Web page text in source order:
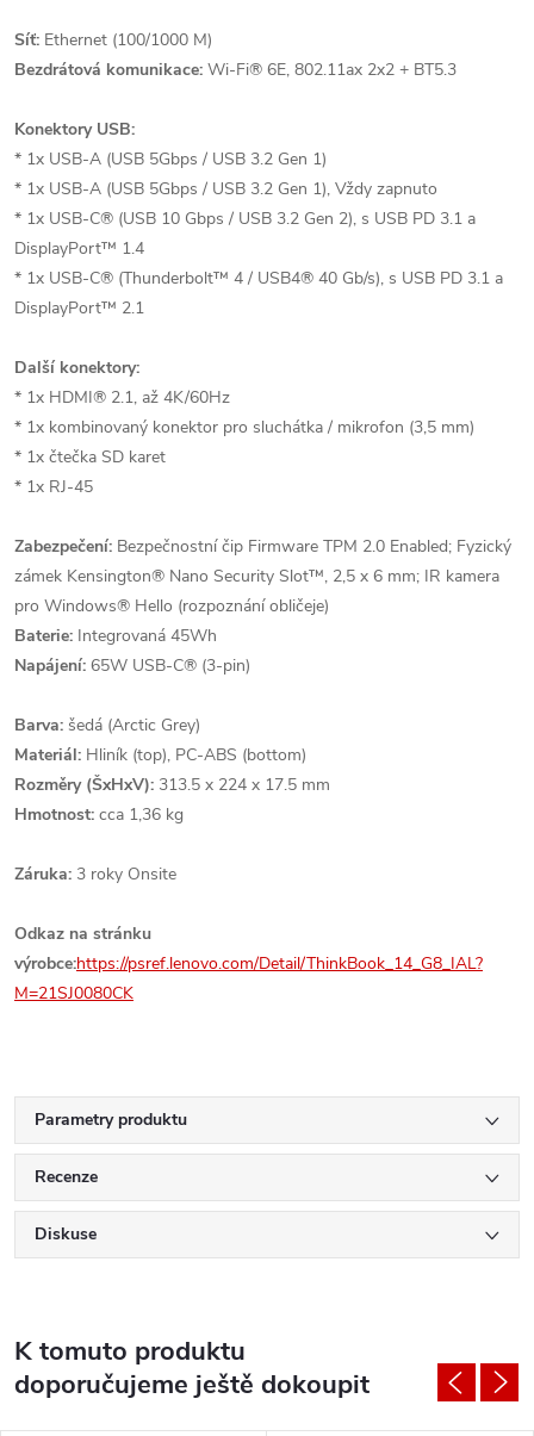
Síť: Ethernet (100/1000 M)
Bezdrátová komunikace: Wi-Fi® 6E, 802.11ax 2x2 + BT5.3
Konektory USB:
* 1x USB-A (USB 5Gbps / USB 3.2 Gen 1)
* 1x USB-A (USB 5Gbps / USB 3.2 Gen 1), Vždy zapnuto
* 1x USB-C® (USB 10 Gbps / USB 3.2 Gen 2), s USB PD 3.1 a
DisplayPort™ 1.4
* 1x USB-C® (Thunderbolt™ 4 / USB4® 40 Gb/s), s USB PD 3.1 a
DisplayPort™ 2.1
Další konektory:
* 1x HDMI® 2.1, až 4K/60Hz
* 1x kombinovaný konektor pro sluchátka / mikrofon (3,5 mm)
* 1x čtečka SD karet
* 1x RJ-45
Zabezpečení: Bezpečnostní čip Firmware TPM 2.0 Enabled; Fyzický
zámek Kensington® Nano Security Slot™, 2,5 x 6 mm; IR kamera
pro Windows® Hello (rozpoznání obličeje)
Baterie: Integrovaná 45Wh
Napájení: 65W USB-C® (3-pin)
Barva: šedá (Arctic Grey)
Materiál: Hliník (top), PC-ABS (bottom)
Rozměry (ŠxHxV): 313.5 x 224 x 17.5 mm
Hmotnost: cca 1,36 kg
Záruka: 3 roky Onsite
Odkaz na stránku
výrobce:https://psref.lenovo.com/Detail/ThinkBook_14_G8_IAL?
M=21SJ0080CK
Parametry produktu
Recenze
Diskuse
K tomuto produktu
doporučujeme ještě dokoupit